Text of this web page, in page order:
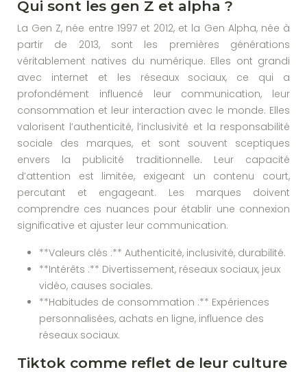
Qui sont les gen Z et alpha ?
La Gen Z, née entre 1997 et 2012, et la Gen Alpha, née à
partir de 2013, sont les premières générations
véritablement natives du numérique. Elles ont grandi
avec internet et les réseaux sociaux, ce qui a
profondément influencé leur communication, leur
consommation et leur interaction avec le monde. Elles
valorisent l’authenticité, l’inclusivité et la responsabilité
sociale des marques, et sont souvent sceptiques
envers la publicité traditionnelle. Leur capacité
d’attention est limitée, exigeant un contenu court,
percutant et engageant. Les marques doivent
comprendre ces nuances pour établir une connexion
significative et ajuster leur communication.
**Valeurs clés :** Authenticité, inclusivité, durabilité.
**Intérêts :** Divertissement, réseaux sociaux, jeux
vidéo, causes sociales.
**Habitudes de consommation :** Expériences
personnalisées, achats en ligne, influence des
réseaux sociaux.
Tiktok comme reflet de leur culture